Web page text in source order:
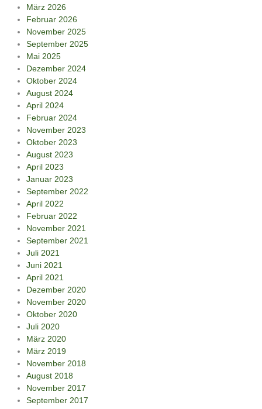
März 2026
Februar 2026
November 2025
September 2025
Mai 2025
Dezember 2024
Oktober 2024
August 2024
April 2024
Februar 2024
November 2023
Oktober 2023
August 2023
April 2023
Januar 2023
September 2022
April 2022
Februar 2022
November 2021
September 2021
Juli 2021
Juni 2021
April 2021
Dezember 2020
November 2020
Oktober 2020
Juli 2020
März 2020
März 2019
November 2018
August 2018
November 2017
September 2017